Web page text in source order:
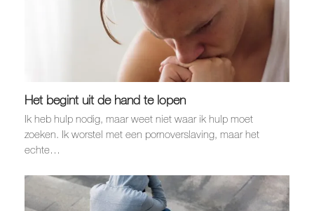
Het begint uit de hand te lopen
Ik heb hulp nodig, maar weet niet waar ik hulp moet
zoeken. Ik worstel met een pornoverslaving, maar het
echte…